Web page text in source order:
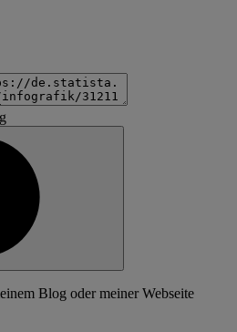
Blog oder meiner Webseite